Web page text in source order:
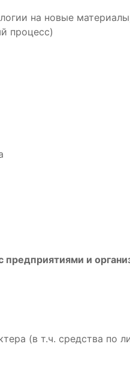
на новые
процесс)
предприятиями и
(в т.ч. средства